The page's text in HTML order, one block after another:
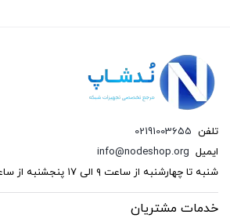
تلفن 02191003655
ایمیل info@nodeshop.org
شنبه تا چهارشنبه از ساعت ۹ الی ۱۷ پنجشنبه از ساعت ۹ الی ۱۳
خدمات مشتریان